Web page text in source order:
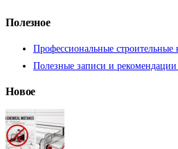
Полезное
Профессиональные
Полезные записи и
Новое